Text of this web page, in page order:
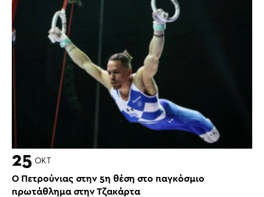
25 ΟΚΤ
Ο Πετρούνιας στην 5η θέση στο παγκόσμιο
πρωτάθλημα στην Τζακάρτα